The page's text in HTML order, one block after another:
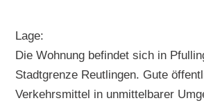
Lage:
Die Wohnung befindet sich in
Stadtgrenze Reutlingen. Gute
Verkehrsmittel in unmittelbarer